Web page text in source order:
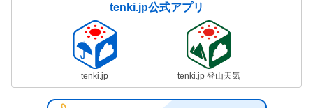
tenki.jp公式アプリ
tenki.jp tenki.jp 登山天気